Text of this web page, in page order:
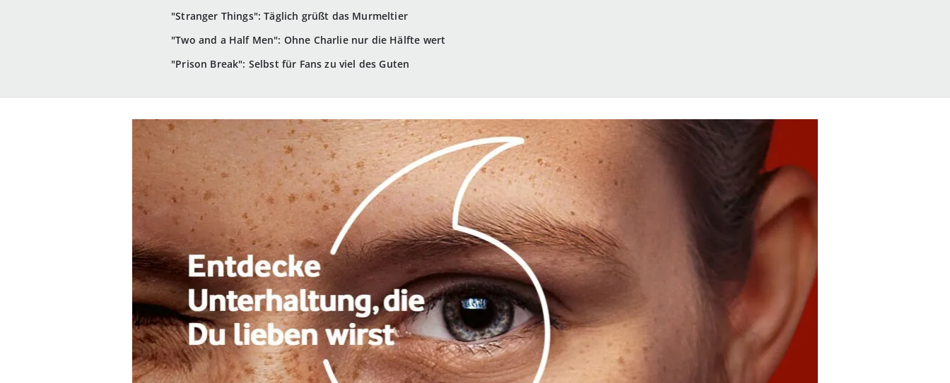
"Stranger Things": Täglich grüßt das Murmeltier
"Two and a Half Men": Ohne Charlie nur die Hälfte wert
"Prison Break": Selbst für Fans zu viel des Guten